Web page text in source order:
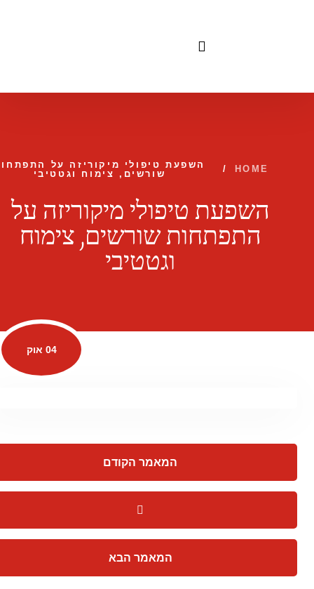
HOME
/
השפעת טיפולי מיקוריזה על
שורשים, צימוח וגטטיבי
השפעת טיפולי מיקוריזה על
התפתחות שורשים, צימוח
וגטטיבי
04 אוק
המאמר הקודם
המאמר הבא